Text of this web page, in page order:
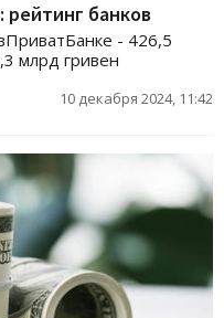
рейтинг банков
- 426,5
млрд гривен
10 декабря 2024, 11:42